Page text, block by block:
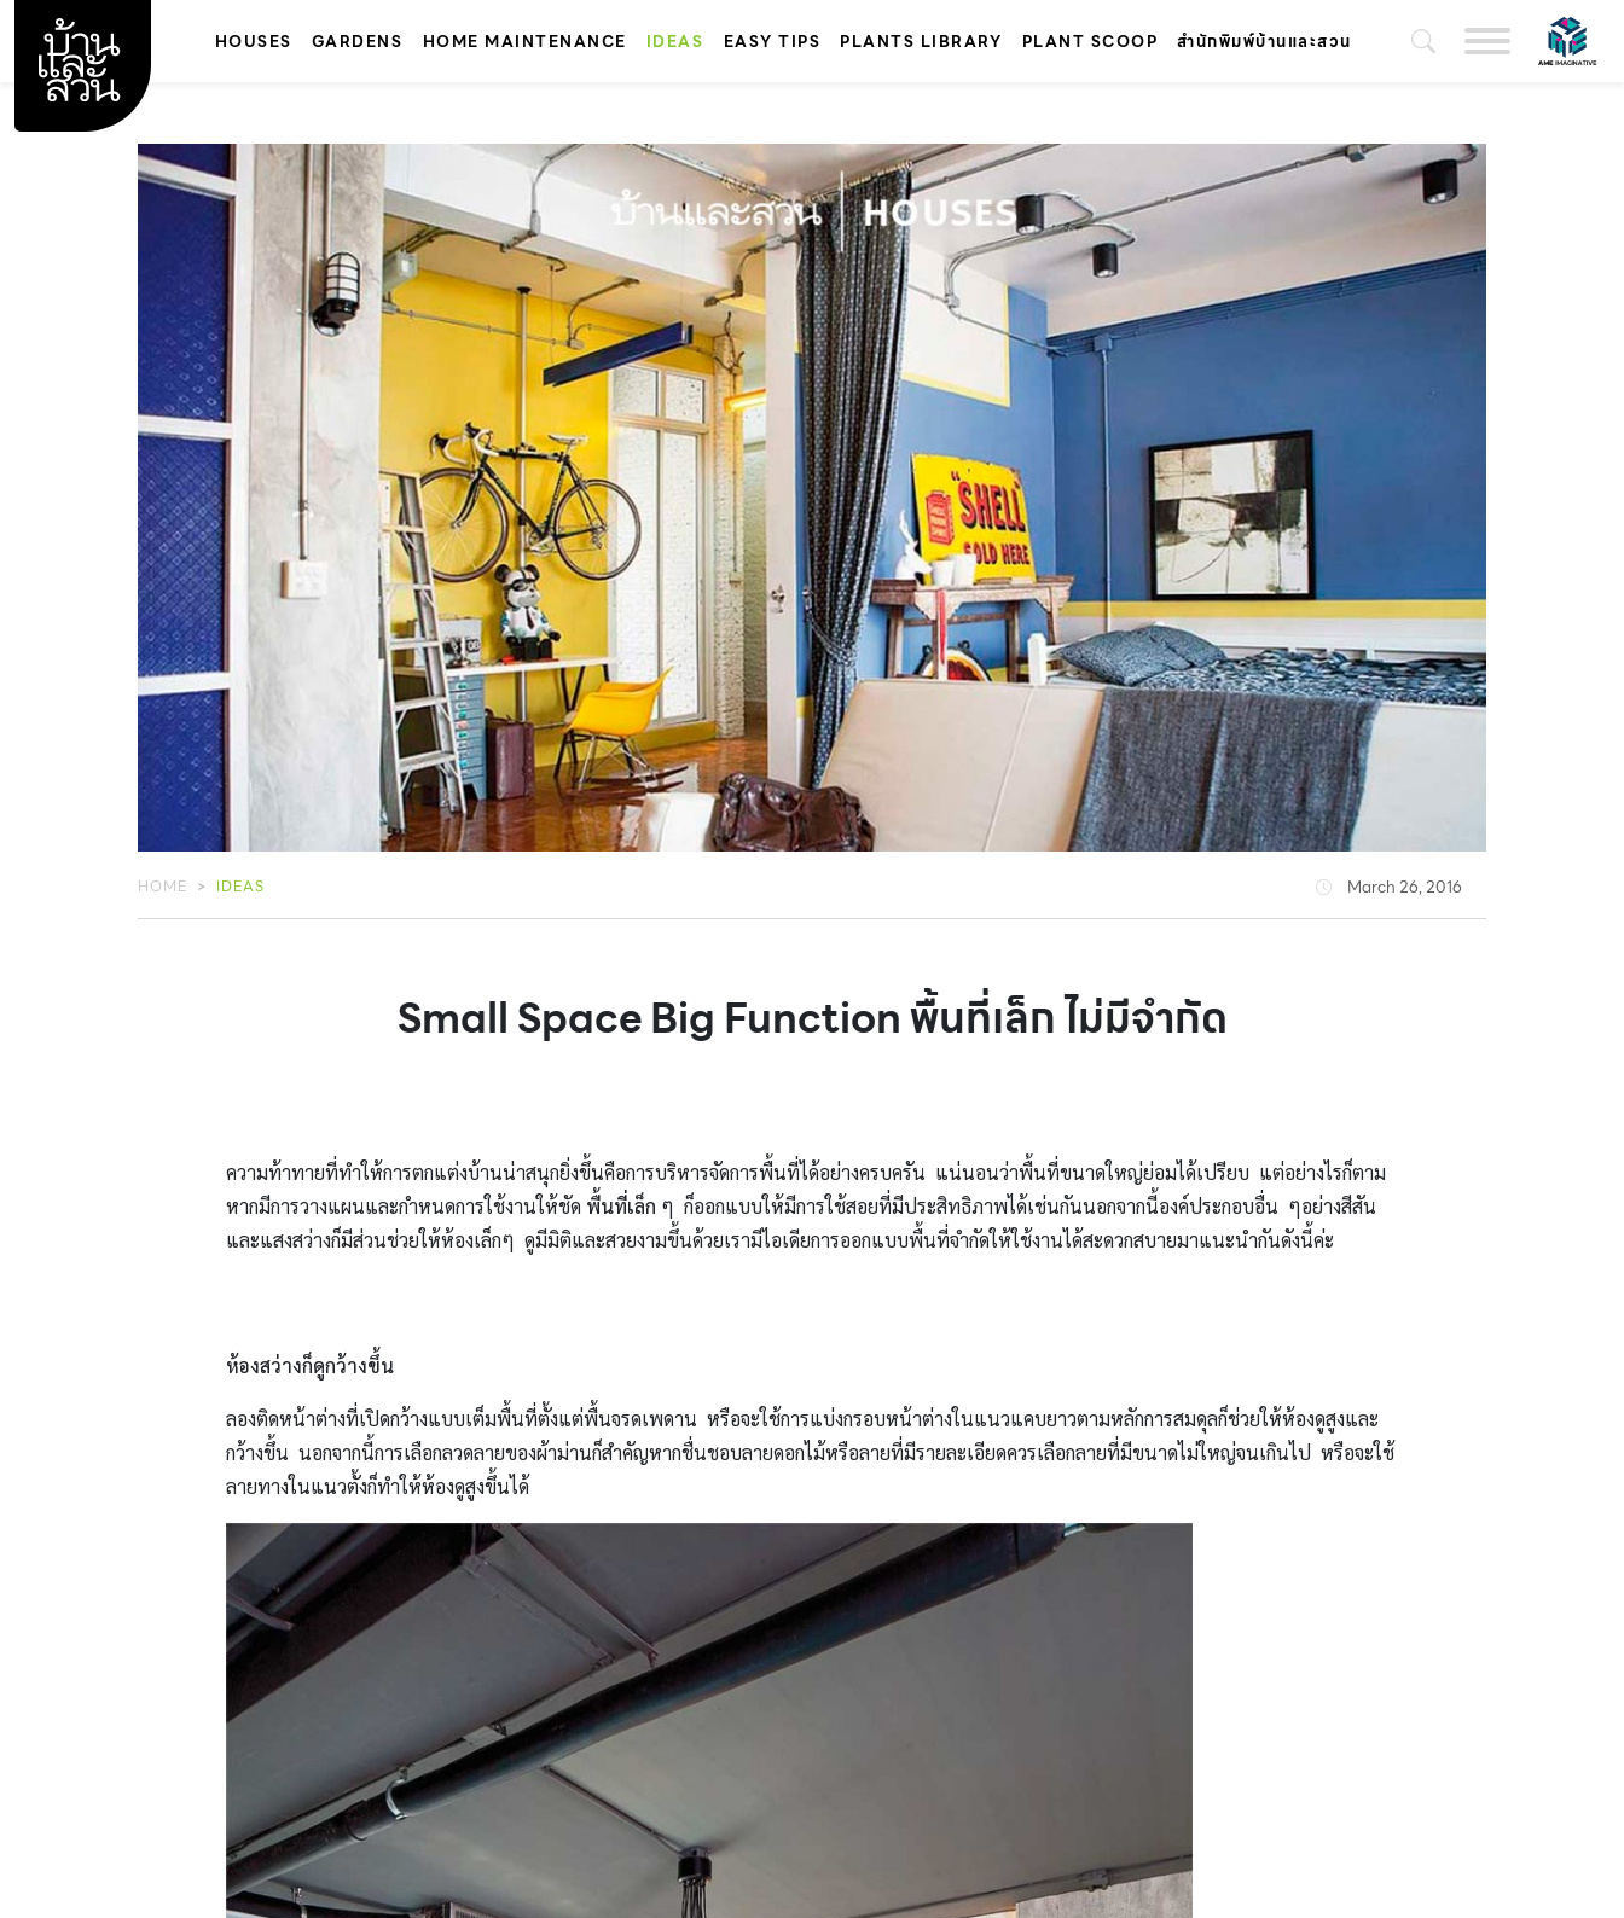
content
HOUSES GARDENS HOME MAINTENANCE IDEAS EASY TIPS PLANTS LIBRARY PLANT SCOOP สำนักพิมพ์บ้านและสวน
HOME IDEAS March 26, 2016
Small Space Big Function พื้นที่เล็ก ไม่มีจำกัด
ความท้าทายที่ทำให้การตกแต่งบ้านน่าสนุกยิ่งขึ้นคือการบริหารจัดการพื้นที่ได้อย่างครบครัน แน่นอนว่าพื้นที่ขนาดใหญ่ย่อมได้เปรียบ แต่อย่างไรก็ตาม
หากมีการวางแผนและกำหนดการใช้งานให้ชัด พื้นที่เล็ก ๆ ก็ออกแบบให้มีการใช้สอยที่มีประสิทธิภาพได้เช่นกันนอกจากนี้องค์ประกอบอื่น ๆอย่างสีสัน
และแสงสว่างก็มีส่วนช่วยให้ห้องเล็กๆ ดูมีมิติและสวยงามขึ้นด้วยเรามีไอเดียการออกแบบพื้นที่จำกัดให้ใช้งานได้สะดวกสบายมาแนะนำกันดังนี้ค่ะ
ห้องสว่างก็ดูกว้างขึ้น
ลองติดหน้าต่างที่เปิดกว้างแบบเต็มพื้นที่ตั้งแต่พื้นจรดเพดาน หรือจะใช้การแบ่งกรอบหน้าต่างในแนวแคบยาวตามหลักการสมดุลก็ช่วยให้ห้องดูสูงและ
กว้างขึ้น นอกจากนี้การเลือกลวดลายของผ้าม่านก็สำคัญหากชื่นชอบลายดอกไม้หรือลายที่มีรายละเอียดควรเลือกลายที่มีขนาดไม่ใหญ่จนเกินไป หรือจะใช้
ลายทางในแนวตั้งก็ทำให้ห้องดูสูงขึ้นได้